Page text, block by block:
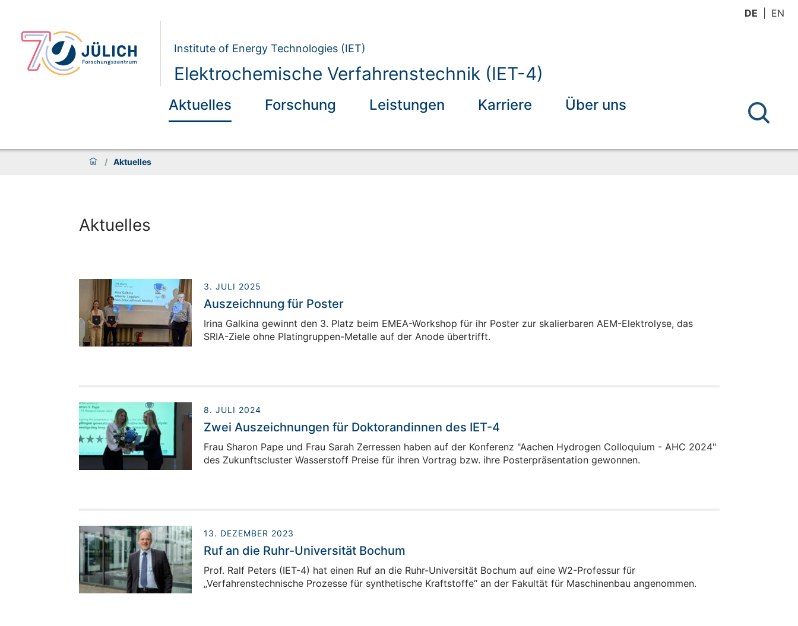
DE EN
Institute of Energy Technologies (IET)
Elektrochemische Verfahrenstechnik (IET-4)
Aktuelles Forschung Leistungen Karriere Über uns
/ Aktuelles
Aktuelles
3. JULI 2025
Auszeichnung für Poster
Irina Galkina gewinnt den 3. Platz beim EMEA-Workshop für ihr Poster zur skalierbaren AEM-Elektrolyse, das
SRIA-Ziele ohne Platingruppen-Metalle auf der Anode übertrifft.
8. JULI 2024
Zwei Auszeichnungen für Doktorandinnen des IET-4
Frau Sharon Pape und Frau Sarah Zerressen haben auf der Konferenz "Aachen Hydrogen Colloquium - AHC 2024"
des Zukunftscluster Wasserstoff Preise für ihren Vortrag bzw. ihre Posterpräsentation gewonnen.
13. DEZEMBER 2023
Ruf an die Ruhr-Universität Bochum
Prof. Ralf Peters (IET-4) hat einen Ruf an die Ruhr-Universität Bochum auf eine W2-Professur für
„Verfahrenstechnische Prozesse für synthetische Kraftstoffe“ an der Fakultät für Maschinenbau angenommen.